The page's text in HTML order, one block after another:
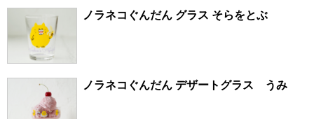
ノラネコぐんだん グラス そらをとぶ
ノラネコぐんだん デザートグラス うみ